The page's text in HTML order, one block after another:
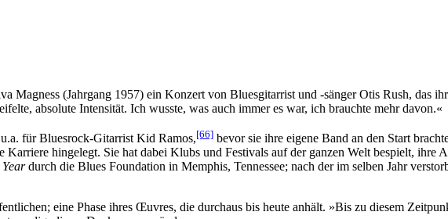
Magness (Jahrgang 1957) ein Konzert von Bluesgitarrist und -sänger Otis Rush, das
absolute Intensität. Ich wusste, was auch immer es war, ich brauchte mehr davon.«
für Bluesrock-Gitarrist Kid Ramos,[66] bevor sie ihre eigene Band an den Start
Karriere hingelegt. Sie hat dabei Klubs und Festivals auf der ganzen Welt bespielt,
durch die Blues Foundation in Memphis, Tennessee; nach der im selben Jahr
eine Phase ihres Œuvres, die durchaus bis heute anhält. »Bis zu diesem